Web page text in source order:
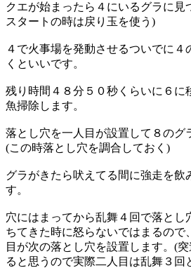
クエが始まったら４にいるグラに見
スタートの時は戻り玉を使う)
４で火事場を発動させるついでに４
くといいです。
残り時間４８分５０秒くらいに６に
魚掃除します。
落とし穴を一人目が設置して８のグ
(この時落とし穴を調合しておく)
グラがきたら吠えてる間に強走を飲
す。
穴にはまってから乱舞４回で落とし
ちてきた時に怒らないではまるので
目が次の落とし穴を設置します。(
ると思うので実際二人目は乱舞３回